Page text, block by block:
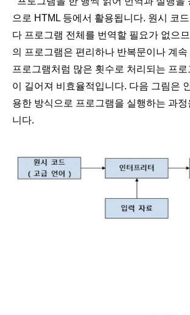
으로 HTML 등에서 활용됩니다. 원시 코
다 프로그램 전체를 번역할 필요가 없으
의 프로그램은 편리하나 반복문이나 계속
프로그램처럼 많은 횟수로 처리되는 프
이 길어져 비효율적입니다. 다음 그림은
용한 방식으로 프로그램을 실행하는 과
니다.